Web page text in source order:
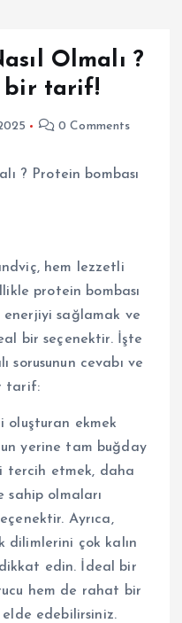
Olmalı ?
bir tarif!
0 Comments
hem lezzetli
protein bombası
enerjiyi sağlamak ve
bir seçenektir. İşte
sorusunun cevabı ve
tarif:
oluşturan ekmek
yerine tam buğday
tercih etmek, daha
olmaları
Ayrıca,
dilimlerini çok kalın
edin. İdeal bir
hem de rahat bir
edebilirsiniz.